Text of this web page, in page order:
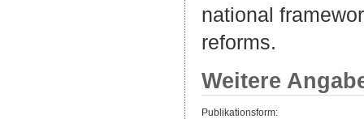
national
reforms.
Weitere
Publikationsform: